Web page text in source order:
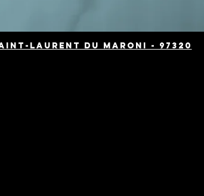
Laurent du Maroni - 97320